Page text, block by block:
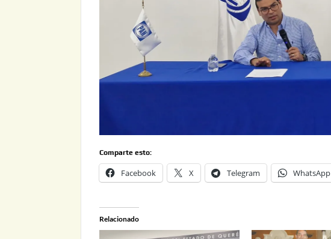
Comparte esto:
Facebook X Telegram WhatsApp
Relacionado